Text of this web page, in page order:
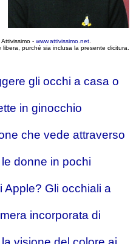
- www.attivissimo.net.
libera, purché sia inclusa la presente dicitura.
gli occhi a casa o
in ginocchio
che vede attraverso
donne in pochi
Apple? Gli occhiali a
incorporata di